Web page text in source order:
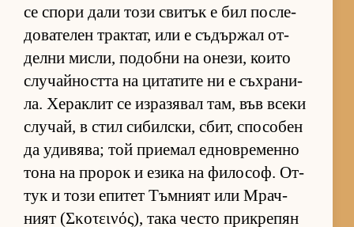
се спори дали този сви­тък е бил пос­ле­
до­ва­те­лен трак­тат, или е съ­дър­жал от­
делни мис­ли, по­добни на оне­зи, ко­ито
слу­чай­ността на ци­та­тите ни е съх­ра­ни­
ла. Хе­рак­лит се из­ра­зя­вал там, във всеки
слу­чай, в стил си­бил­с­ки, сбит, спо­со­бен
да уди­вя­ва; той при­е­мал ед­нов­ре­менно
тона на про­рок и езика на фи­ло­соф. От­
тук и този епи­тет Тъм­ният или Мрач­
ният (Σκοτεινός), така често прик­ре­пян